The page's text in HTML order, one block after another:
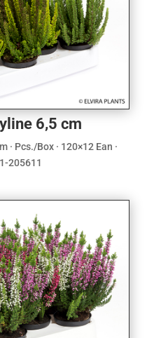
6,5 cm
· Pcs./Box · 120×12 Ean ·
205611